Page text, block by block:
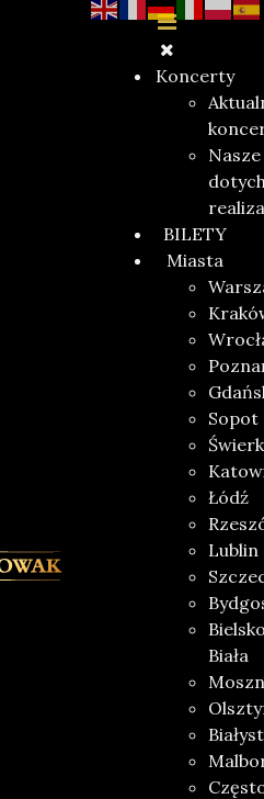
Koncerty
Nasze
BILETY
Miasta
Sopot
Łódź
Lublin
Biała